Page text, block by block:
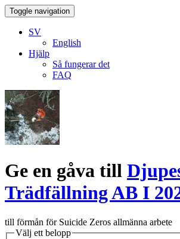
Toggle navigation
SV
English
Hjälp
Så fungerar det
FAQ
Ge en gåva till
Trädfällning AB I
till förmån för Suicide Zeros allmänna arbete
Välj ett belopp